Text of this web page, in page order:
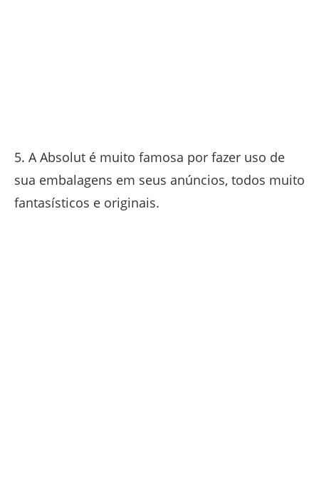
5. A Absolut é muito famosa por fazer uso de
sua embalagens em seus anúncios, todos muito
fantasísticos e originais.